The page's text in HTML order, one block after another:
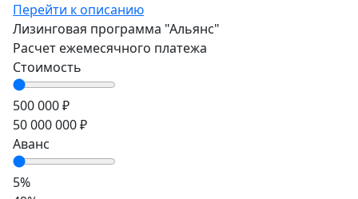
Перейти к описанию
Лизинговая программа "Альянс"
Расчет ежемесячного платежа
Стоимость
500 000 ₽
50 000 000 ₽
Аванс
5%